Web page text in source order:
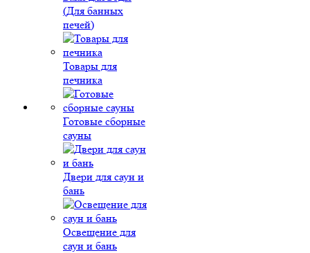
(Для банных
печей)
Товары для
печника
Готовые сборные
сауны
Двери для саун и
бань
Освещение для
саун и бань